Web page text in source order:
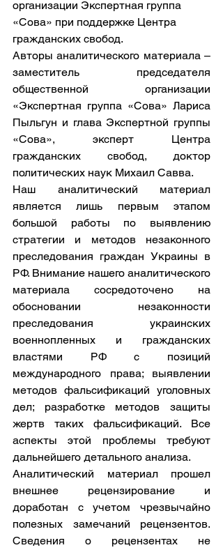
организации Экспертная группа
«Сова» при поддержке Центра
гражданских свобод.
Авторы аналитического материала –
заместитель председателя
общественной организации
«Экспертная группа «Сова» Лариса
Пыльгун и глава Экспертной группы
«Сова», эксперт Центра
гражданских свобод, доктор
политических наук Михаил Савва.
Наш аналитический материал
является лишь первым этапом
большой работы по выявлению
стратегии и методов незаконного
преследования граждан Украины в
РФ. Внимание нашего аналитического
материала сосредоточено на
обосновании незаконности
преследования украинских
военнопленных и гражданских
властями РФ с позиций
международного права; выявлении
методов фальсификаций уголовных
дел; разработке методов защиты
жертв таких фальсификаций. Все
аспекты этой проблемы требуют
дальнейшего детального анализа.
Аналитический материал прошел
внешнее рецензирование и
доработан с учетом чрезвычайно
полезных замечаний рецензентов.
Сведения о рецензентах не